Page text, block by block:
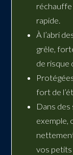
réchauffe
rapide.
À l’abri
grêle,
de risque
fort de
Dans
exemple,
vos